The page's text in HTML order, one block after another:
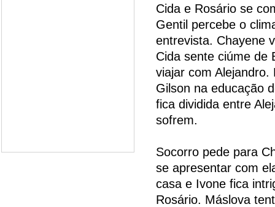
Cida e Rosário se
Gentil percebe o
entrevista. Chayene
Cida sente ciúme de
viajar com
Gilson na educação
fica dividida entre
sofrem.
Socorro pede para
se apresentar com
casa e Ivone fica
Rosário. Máslova